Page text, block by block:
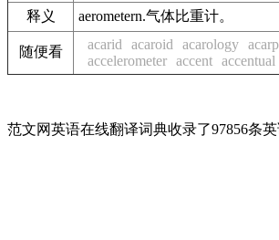
释义
aerometern.气体比重计。
随便看 acarid acaroid acarology
accelerometer accent accentual
范文网英语在线翻译词典收录了97856条